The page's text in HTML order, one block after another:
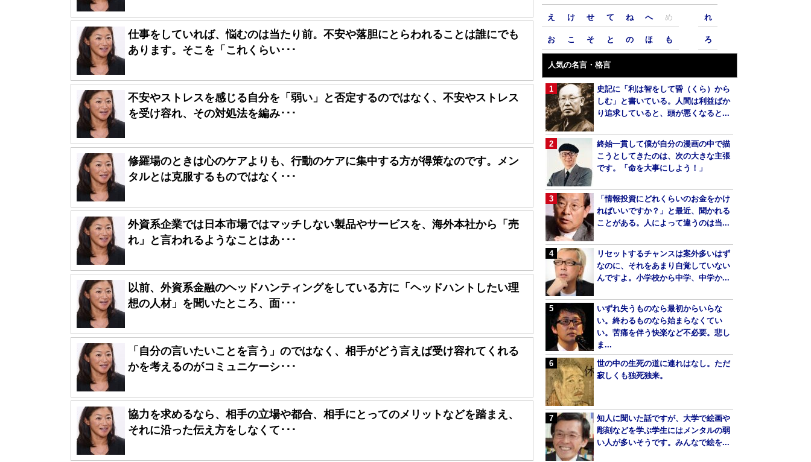
仕事をしていれば、悩むのは当たり前。不安や落胆にとらわれることは誰にでも
あります。そこを「これくらい･･･
不安やストレスを感じる自分を「弱い」と否定するのではなく、不安やストレス
を受け容れ、その対処法を編み･･･
修羅場のときは心のケアよりも、行動のケアに集中する方が得策なのです。メン
タルとは克服するものではなく･･･
外資系企業では日本市場ではマッチしない製品やサービスを、海外本社から「売
れ」と言われるようなことはあ･･･
以前、外資系金融のヘッドハンティングをしている方に「ヘッドハントしたい理
想の人材」を聞いたところ、面･･･
「自分の言いたいことを言う」のではなく、相手がどう言えば受け容れてくれる
かを考えるのがコミュニケーシ･･･
協力を求めるなら、相手の立場や都合、相手にとってのメリットなどを踏まえ、
それに沿った伝え方をしなくて･･･
え
お
け
こ
せ
そ
て
と
ね
の
へ
ほ
め
も
れ
ろ
人気の名言・格言
史記に「利は智をして昏（くら）から
しむ」と書いている。人間は利益ばか
り追求していると、頭が悪くなると...
終始一貫して僕が自分の漫画の中で描
こうとしてきたのは、次の大きな主張
です。「命を大事にしよう！」
「情報投資にどれくらいのお金をかけ
ればいいですか？」と最近、聞かれる
ことがある。人によって違うのは当...
リセットするチャンスは案外多いはず
なのに、それをあまり自覚していない
んですよ。小学校から中学、中学か...
いずれ失うものなら最初からいらな
い。終わるものなら始まらなくてい
い。苦痛を伴う快楽など不必要。悲し
ま...
世の中の生死の道に連れはなし。ただ
寂しくも独死独来。
知人に聞いた話ですが、大学で絵画や
彫刻などを学ぶ学生にはメンタルの弱
い人が多いそうです。みんなで絵を...